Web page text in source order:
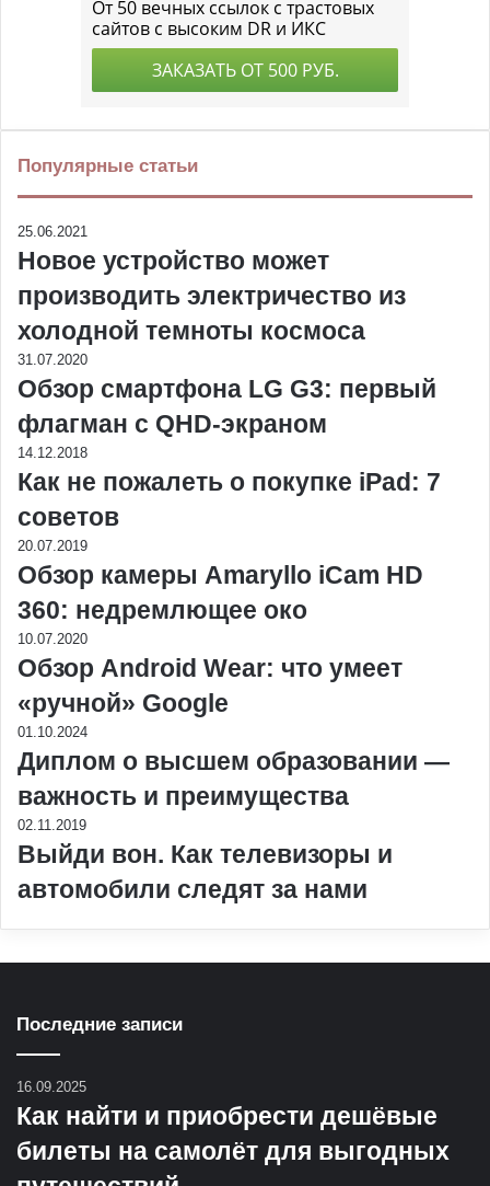
Популярные статьи
25.06.2021
Новое устройство может
производить электричество из
холодной темноты космоса
31.07.2020
Обзор смартфона LG G3: первый
флагман с QHD-экраном
14.12.2018
Как не пожалеть о покупке iPad: 7
советов
20.07.2019
Обзор камеры Amaryllo iCam HD
360: недремлющее око
10.07.2020
Обзор Android Wear: что умеет
«ручной» Google
01.10.2024
Диплом о высшем образовании —
важность и преимущества
02.11.2019
Выйди вон. Как телевизоры и
автомобили следят за нами
Последние записи
16.09.2025
Как найти и приобрести дешёвые
билеты на самолёт для выгодных